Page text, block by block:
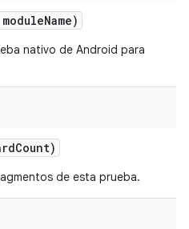
Name)
nativo de Android para
Count)
de esta prueba.